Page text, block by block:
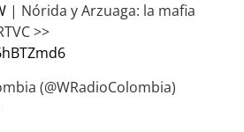
| Nórida y Arzuaga: la mafia
>>
(@WRadioColombia)